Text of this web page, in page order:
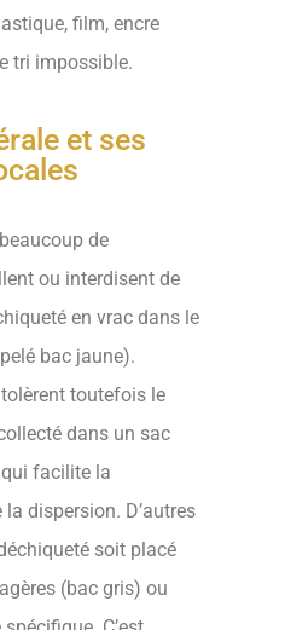
film, encre
tri impossible.
et ses
de
ou interdisent de
en vrac dans le
bac jaune).
toutefois le
dans un sac
facilite la
dispersion. D’autres
soit placé
(bac gris) ou